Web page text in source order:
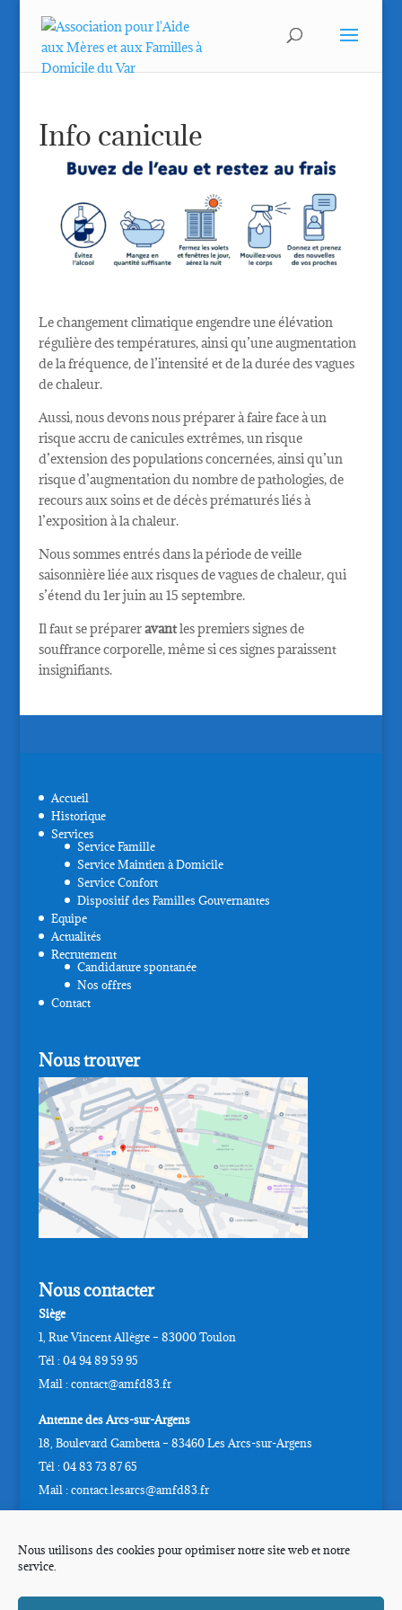
Nous utilisons des cookies pour optimiser notre site web et notre
service.
Info canicule
Le changement climatique engendre une élévation
régulière des températures, ainsi qu’une augmentation
de la fréquence, de l’intensité et de la durée des vagues
de chaleur.
Aussi, nous devons nous préparer à faire face à un
risque accru de canicules extrêmes, un risque
d’extension des populations concernées, ainsi qu’un
risque d’augmentation du nombre de pathologies, de
recours aux soins et de décès prématurés liés à
l’exposition à la chaleur.
Nous sommes entrés dans la période de veille
saisonnière liée aux risques de vagues de chaleur, qui
s’étend du 1er juin au 15 septembre.
Il faut se prépareravantles premiers signes de
souffrance corporelle, même si ces signes paraissent
insignifiants.
Accueil
Historique
Services
Service Famille
Service Maintien à Domicile
Service Confort
Dispositif des Familles Gouvernantes
Equipe
Actualités
Recrutement
Candidature spontanée
Nos offres
Contact
Nous trouver
Nous contacter
Siège
1, Rue Vincent Allègre – 83000 Toulon
Tél : 04 94 89 59 95
Mail : contact@amfd83.fr
Antenne des Arcs-sur-Argens
18, Boulevard Gambetta – 83460 Les Arcs-sur-Argens
Tél : 04 83 73 87 65
Mail : contact.lesarcs@amfd83.fr
Du Lundi au Vendredi